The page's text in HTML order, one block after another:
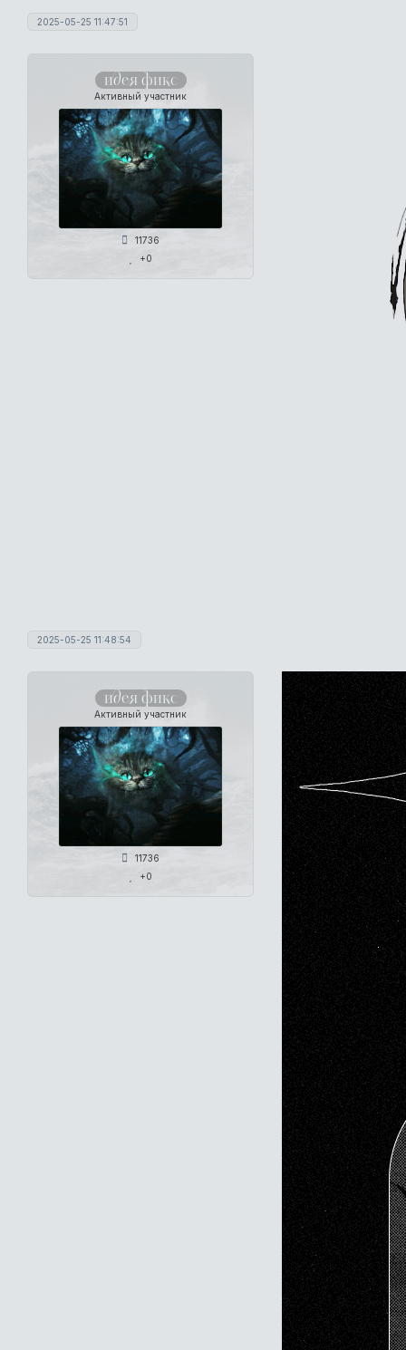
2025-05-25 11:47:51
идея фикс
Активный участник
11736
+0
2025-05-25 11:48:54
идея фикс
Активный участник
11736
+0